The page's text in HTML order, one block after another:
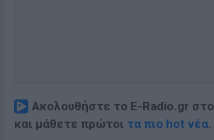
Ακολουθήστε το E-Radio.gr στο
και μάθετε πρώτοι τα πιο hot νέα.